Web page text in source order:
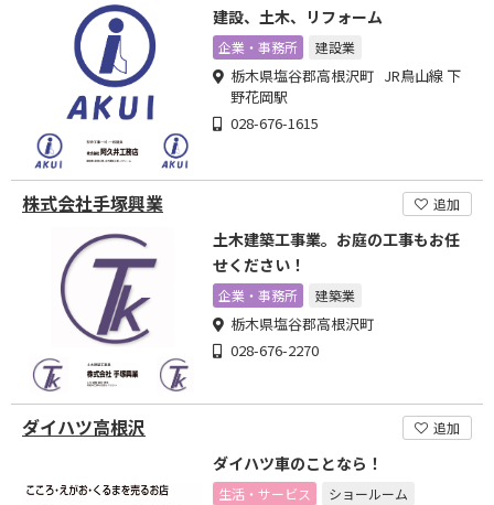
建設、土木、リフォーム
企業・事務所 建設業
栃木県塩谷郡高根沢町 JR鳥山線 下
野花岡駅
028-676-1615
株式会社手塚興業 追加
土木建築工事業。お庭の工事もお任
せください！
企業・事務所 建築業
栃木県塩谷郡高根沢町
028-676-2270
ダイハツ高根沢 追加
ダイハツ車のことなら！
生活・サービス ショールーム